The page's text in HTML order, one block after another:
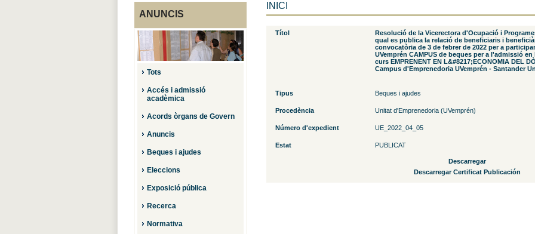
ANUNCIS
Tots
Accés i admissió
acadèmica
Acords òrgans de Govern
Anuncis
Beques i ajudes
Eleccions
Exposició pública
Recerca
Normativa
INICI
Títol
Resolució de la Vicerectora d'Ocupació i
qual es publica la relació de beneficiaris i
convocatòria de 3 de febrer de 2022 per a
UVemprén CAMPUS de beques per a l'admissió
curs EMPRENENT EN L&#8217;ECONOMIA DEL
Campus d'Emprenedoria UVemprén - Santander
Tipus Beques i ajudes
Procedència Unitat d'Emprenedoria (UVemprén)
Número d'expedient UE_2022_04_05
Estat PUBLICAT
Descarregar
Descarregar Certificat Publicación